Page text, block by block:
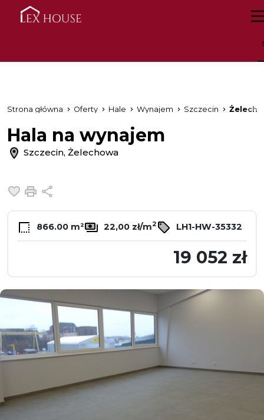
Strona główna Oferty Hale Wynajem Szczecin
Hala na wynajem
Szczecin, Żelechowa
Dodaj do ulubionych
Drukuj
866.00 m² 22,00 zł/m2 LH1-HW-35332
19 052 zł